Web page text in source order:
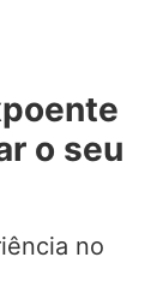
o seu
no